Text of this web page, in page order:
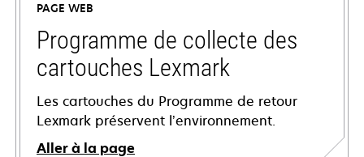
nouvel
onglet
PAGE WEB
Programme de collecte des
cartouches Lexmark
Les cartouches du Programme de retour
Lexmark préservent l’environnement.
Aller à la page